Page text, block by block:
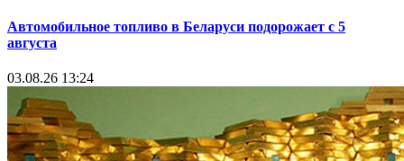
Автомобильное топливо в Беларуси подорожает с 5
августа
03.08.26 13:24